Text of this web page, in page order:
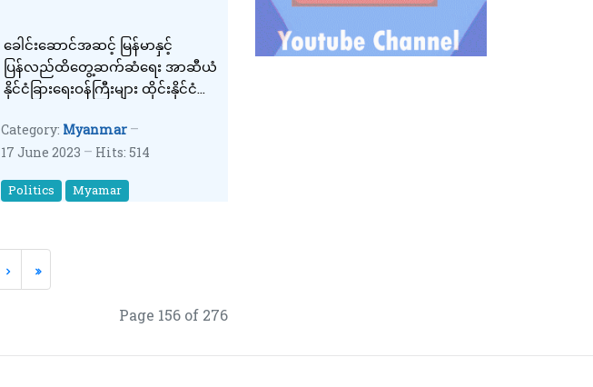
ခေါင်းဆောင်အဆင့် မြန်မာနှင့်
ပြန်လည်ထိတွေ့ဆက်ဆံရေး အာဆီယံ
နိုင်ငံခြားရေးဝန်ကြီးများ ထိုင်းနိုင်ငံ
ဆွေးနွေးရန်ရှိ
Category: Myanmar
17 June 2023
Hits: 514
Politics Myamar
Page 156 of 276